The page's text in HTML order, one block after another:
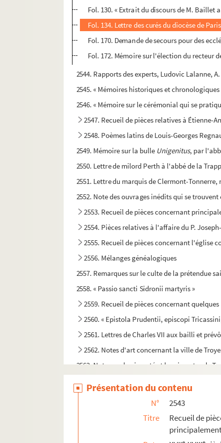
Fol. 130. « Extrait du discours de M. Baillet
Fol. 134. Lettre des curés du diocèse de
Fol. 170. Demande de secours pour des
Fol. 172. Mémoire sur l'élection du recteur
2544. Rapports des experts, Ludovic Lalanne,
2545. « Mémoires historiques et
2546. « Mémoire sur le cérémonial qui se
2547. Recueil de pièces relatives à Étienne-
2548. Poèmes latins de Louis-Georges
2549. Mémoire sur la bulle Unigenitus, par
2550. Lettre de milord Perth à l'abbé de la
2551. Lettre du marquis de Clermont-
2552. Note des ouvrages inédits qui se
2553. Recueil de pièces concernant
2554. Pièces relatives à l'affaire du P.
2555. Recueil de pièces concernant l'église
2556. Mélanges généalogiques
2557. Remarques sur le culte de la prétendue
2558. « Passio sancti Sidronii martyris »
2559. Recueil de pièces concernant
2560. « Epistola Prudentii, episcopi
2561. Lettres de Charles VII aux bailli et
2562. Notes d'art concernant la ville de
2563. Notes sur la vicomté et les vicomtes de
2567. Documents relatifs à l'église et aux
Présentation du contenu
N°
2543
Titre
Recueil de